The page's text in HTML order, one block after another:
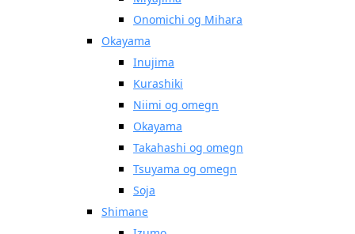
Onomichi og Mihara
Okayama
Inujima
Kurashiki
Niimi og omegn
Okayama
Takahashi og omegn
Tsuyama og omegn
Soja
Shimane